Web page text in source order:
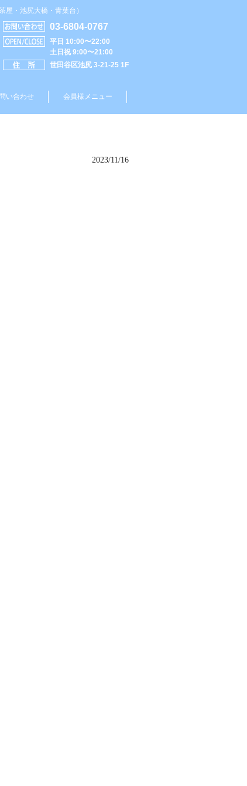
屋・池尻大橋・青葉台）
03-6804-0767
平日 10:00〜22:00
土日祝 9:00〜21:00
世田谷区池尻 3-21-25 1F
い合わせ 会員様メニュー
2023/11/16